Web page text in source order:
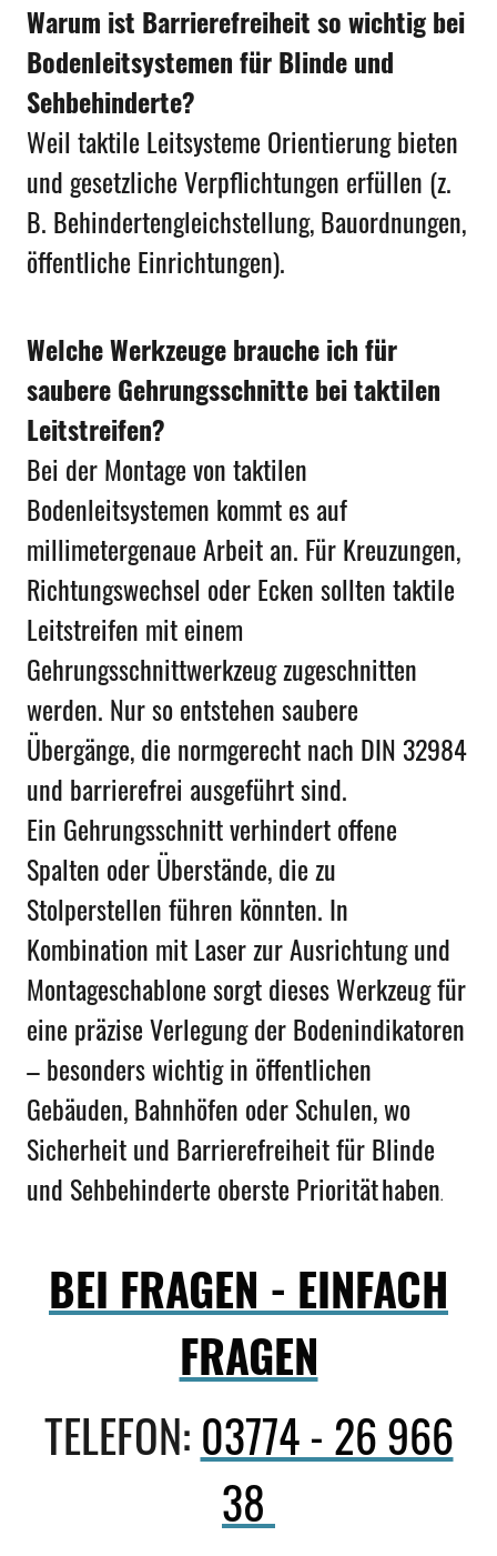
Warum ist Barrierefreiheit so wichtig bei
Bodenleitsystemen für Blinde und
Sehbehinderte?
Weil taktile Leitsysteme Orientierung bieten
und gesetzliche Verpflichtungen erfüllen (z.
B. Behindertengleichstellung, Bauordnungen,
öffentliche Einrichtungen).
Welche Werkzeuge brauche ich für
saubere Gehrungsschnitte bei taktilen
Leitstreifen?
Bei der Montage von taktilen
Bodenleitsystemen kommt es auf
millimetergenaue Arbeit an. Für Kreuzungen,
Richtungswechsel oder Ecken sollten taktile
Leitstreifen mit einem
Gehrungsschnittwerkzeug zugeschnitten
werden. Nur so entstehen saubere
Übergänge, die normgerecht nach DIN 32984
und barrierefrei ausgeführt sind.
Ein Gehrungsschnitt verhindert offene
Spalten oder Überstände, die zu
Stolperstellen führen könnten. In
Kombination mit Laser zur Ausrichtung und
Montageschablone sorgt dieses Werkzeug für
eine präzise Verlegung der Bodenindikatoren
– besonders wichtig in öffentlichen
Gebäuden, Bahnhöfen oder Schulen, wo
Sicherheit und Barrierefreiheit für Blinde
und Sehbehinderte oberste Prioritäthaben.
BEI FRAGEN - EINFACH
FRAGEN
TELEFON: 03774 - 26 966
38